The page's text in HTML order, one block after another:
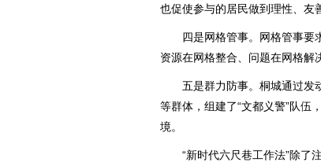
也促使参与的居民做到理性、友
四是网格管事。网格管事要求
资源在网格整合、问题在网格解决
五是群力防事。桐城通过发
等群体，组建了“文都义警”队伍
境。
“新时代六尺巷工作法”除了注